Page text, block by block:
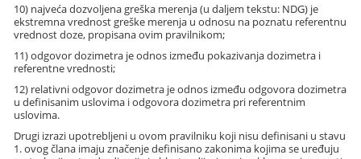
10) najveća dozvoljena greška merenja (u daljem tekstu: NDG) je
ekstremna vrednost greške merenja u odnosu na poznatu referentnu
vrednost doze, propisana ovim pravilnikom;
11) odgovor dozimetra je odnos između pokazivanja dozimetra i
referentne vrednosti;
12) relativni odgovor dozimetra je odnos između odgovora dozimetra
u definisanim uslovima i odgovora dozimetra pri referentnim
uslovima.
Drugi izrazi upotrebljeni u ovom pravilniku koji nisu definisani u stavu
1. ovog člana imaju značenje definisano zakonima kojima se uređuju